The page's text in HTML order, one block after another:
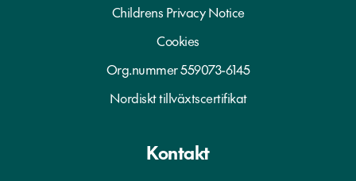
Childrens Privacy Notice
Cookies
Org.nummer 559073-6145
Nordiskt tillväxtscertifikat
Kontakt